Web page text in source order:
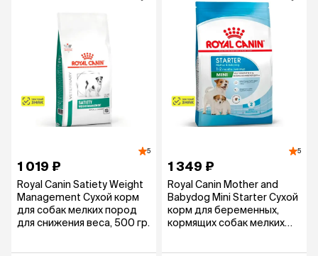
5
1 019 ₽
Royal Canin Satiety Weight
Management Сухой корм
для собак мелких пород
для снижения веса, 500 гр.
5
1 349 ₽
Royal Canin Mother and
Babydog Mini Starter Сухой
корм для беременных,
кормящих собак мелких